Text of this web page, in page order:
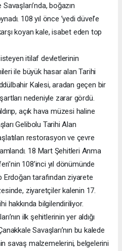
Savaşları’nda, boğazın
108 yıl önce ’yedi düvel’e
koyan kale, isabet eden top
isteyen itilaf devletlerinin
ile büyük hasar alan Tarihi
Kalesi, aradan geçen bir
nedeniyle zarar gördü.
açık hava müzesi haline
Gelibolu Tarihi Alan
restorasyon ve çevre
18 Mart Şehitleri Anma
108’inci yıl dönümünde
Erdoğan tarafından ziyarete
ziyaretçiler kalenin 17.
hakkında bilgilendiriliyor.
ilk şehitlerinin yer aldığı
Savaşları’nın bu kalede
savaş malzemelerini, belgelerini